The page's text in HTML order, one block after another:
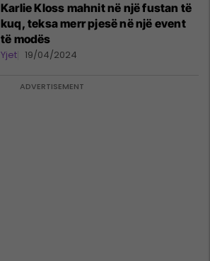
Karlie Kloss mahnit në një fustan të
kuq, teksa merr pjesë në një event
të modës
Yjet 19/04/2024